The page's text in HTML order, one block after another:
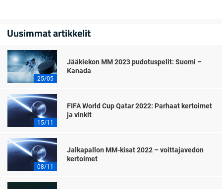
Uusimmat artikkelit
25/05
Jääkiekon MM 2023 pudotuspelit: Suomi –
Kanada
15/11
FIFA World Cup Qatar 2022: Parhaat kertoimet
ja vinkit
08/11
Jalkapallon MM-kisat 2022 – voittajavedon
kertoimet